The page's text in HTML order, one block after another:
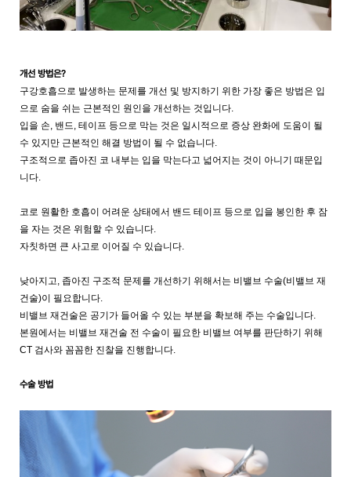
개선 방법은?
구강호흡으로 발생하는 문제를 개선 및 방지하기 위한 가장 좋은 방법은 입
으로 숨을 쉬는 근본적인 원인을 개선하는 것입니다.
입을 손, 밴드, 테이프 등으로 막는 것은 일시적으로 증상 완화에 도움이 될
수 있지만 근본적인 해결 방법이 될 수 없습니다.
구조적으로 좁아진 코 내부는 입을 막는다고 넓어지는 것이 아니기 때문입
니다.
코로 원활한 호흡이 어려운 상태에서 밴드 테이프 등으로 입을 봉인한 후 잠
을 자는 것은 위험할 수 있습니다.
자칫하면 큰 사고로 이어질 수 있습니다.
낮아지고, 좁아진 구조적 문제를 개선하기 위해서는 비밸브 수술(비밸브 재
건술)이 필요합니다.
비밸브 재건술은 공기가 들어올 수 있는 부분을 확보해 주는 수술입니다.
본원에서는 비밸브 재건술 전 수술이 필요한 비밸브 여부를 판단하기 위해
CT 검사와 꼼꼼한 진찰을 진행합니다.
수술 방법